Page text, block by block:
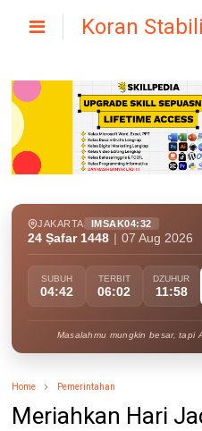
Koran
JAKARTA IMSAK04:32
24 Ṣafar 1448 07 Aug 2026
SUBUH
04:42
TERBIT
06:02
DZUHUR
11:58
Masalahmu mungkin besar, tapi
Home Pemerintahan
Meriahkan Hari